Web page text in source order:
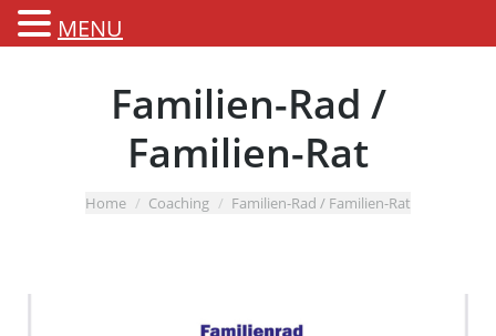
Familien-Rad /
Familien-Rat
You are here:
Home Coaching Familien-Rad / Familien-Rat
MENU